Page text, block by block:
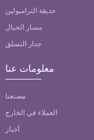
حديقة الترامبولين
مسار الحبال
جدار التسلق
معلومات عنا
مصنعنا
العملاء في الخارج
أخبار